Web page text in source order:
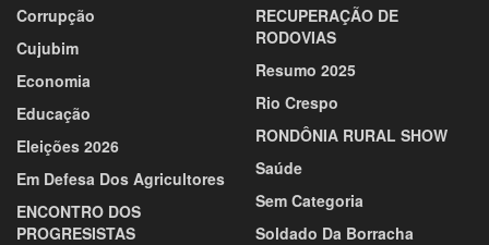
Corrupção
Cujubim
Economia
Educação
Eleições 2026
Em Defesa Dos Agricultores
ENCONTRO DOS
PROGRESISTAS
RECUPERAÇÃO DE
RODOVIAS
Resumo 2025
Rio Crespo
RONDÔNIA RURAL SHOW
Saúde
Sem Categoria
Soldado Da Borracha